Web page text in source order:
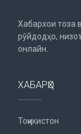
Хабархои тоза
рӯйдодҳо,
онлайн.
ХАБАРҲО
Тоҷикистон